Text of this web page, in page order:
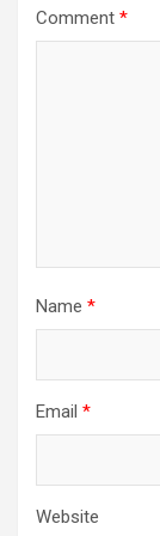
Comment *
Name *
Email *
Website